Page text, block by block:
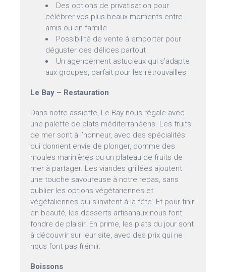
Des options de privatisation pour
célébrer vos plus beaux moments entre
amis ou en famille
Possibilité de vente à emporter pour
déguster ces délices partout
Un agencement astucieux qui s’adapte
aux groupes, parfait pour les retrouvailles
Le Bay – Restauration
Dans notre assiette, Le Bay nous régale avec
une palette de plats méditerranéens. Les fruits
de mer sont à l’honneur, avec des spécialités
qui donnent envie de plonger, comme des
moules marinières ou un plateau de fruits de
mer à partager. Les viandes grillées ajoutent
une touche savoureuse à notre repas, sans
oublier les options végétariennes et
végétaliennes qui s’invitent à la fête. Et pour finir
en beauté, les desserts artisanaux nous font
fondre de plaisir. En prime, les plats du jour sont
à découvrir sur leur site, avec des prix qui ne
nous font pas frémir.
Boissons